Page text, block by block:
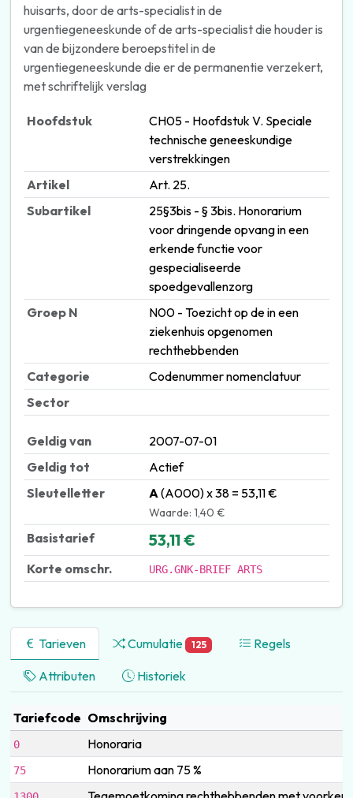
huisarts, door de arts-specialist in de
urgentiegeneeskunde of de arts-specialist die houder is
van de bijzondere beroepstitel in de
urgentiegeneeskunde die er de permanentie verzekert,
met schriftelijk verslag
Hoofdstuk
CH05 - Hoofdstuk V. Speciale
technische geneeskundige
verstrekkingen
Artikel
Art. 25.
Subartikel
25§3bis - § 3bis. Honorarium
voor dringende opvang in een
erkende functie voor
gespecialiseerde
spoedgevallenzorg
Groep N
N00 - Toezicht op de in een
ziekenhuis opgenomen
rechthebbenden
Categorie
Codenummer nomenclatuur
Sector
Geldig van
2007-07-01
Geldig tot
Actief
Sleutelletter
A (A000) x 38 = 53,11 €
Waarde: 1,40 €
Basistarief 53,11 €
Korte omschr. URG.GNK-BRIEF ARTS
Tarieven Cumulatie 125 Regels
Attributen Historiek
Tariefcode Omschrijving
0 Honoraria
75 Honorarium aan 75 %